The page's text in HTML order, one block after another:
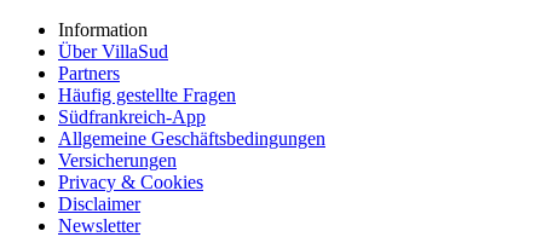
Information
Über VillaSud
Partners
Häufig gestellte Fragen
Südfrankreich-App
Allgemeine Geschäftsbedingungen
Versicherungen
Privacy & Cookies
Disclaimer
Newsletter